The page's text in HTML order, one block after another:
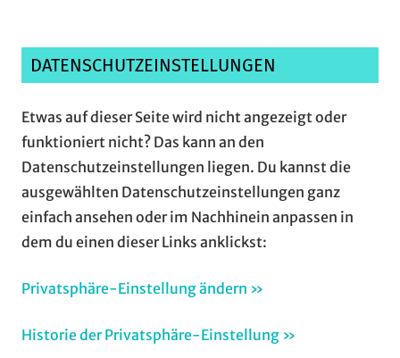
DATENSCHUTZEINSTELLUNGEN
Etwas auf dieser Seite wird nicht angezeigt oder
funktioniert nicht? Das kann an den
Datenschutzeinstellungen liegen. Du kannst die
ausgewählten Datenschutzeinstellungen ganz
einfach ansehen oder im Nachhinein anpassen in
dem du einen dieser Links anklickst:
Privatsphäre-Einstellung ändern »
Historie der Privatsphäre-Einstellung »